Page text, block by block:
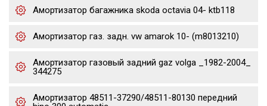
Амортизатор багажника skoda octavia 04- ktb118
Амортизатор газ. задн. vw amarok 10- (m8013210)
Амортизатор газовый задний gaz volga _1982-2004_
344275
Амортизатор 48511-37290/48511-80130 передний